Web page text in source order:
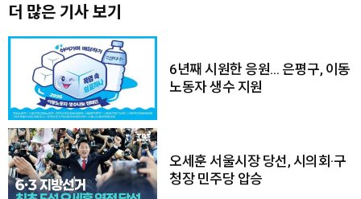
더 많은 기사 보기
6년째 시원한 응원… 은평구, 이동
노동자 생수 지원
오세훈 서울시장 당선, 시의회·구
청장 민주당 압승